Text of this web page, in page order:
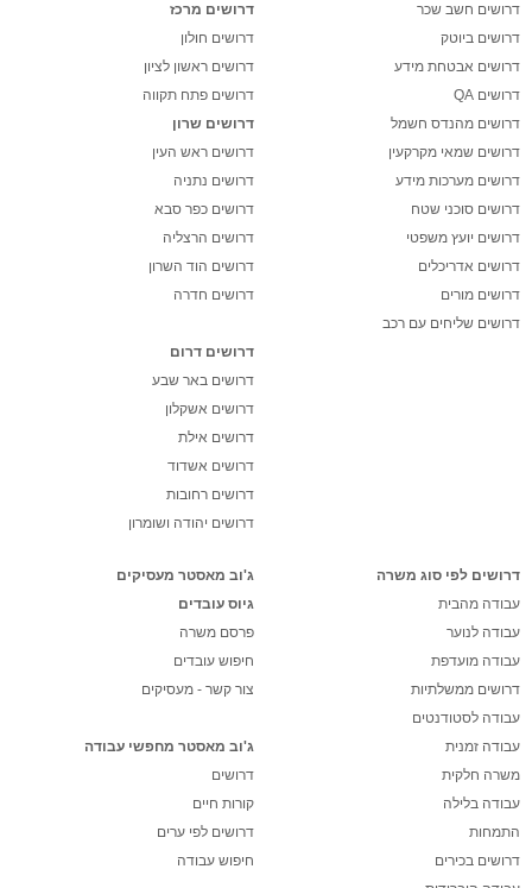
דרושים חשב שכר
דרושים ביוטק
דרושים אבטחת מידע
דרושים QA
דרושים מהנדס חשמל
דרושים שמאי מקרקעין
דרושים מערכות מידע
דרושים סוכני שטח
דרושים יועץ משפטי
דרושים אדריכלים
דרושים מורים
דרושים שליחים עם רכב
דרושים מרכז
דרושים חולון
דרושים ראשון לציון
דרושים פתח תקווה
דרושים שרון
דרושים ראש העין
דרושים נתניה
דרושים כפר סבא
דרושים הרצליה
דרושים הוד השרון
דרושים חדרה
דרושים דרום
דרושים באר שבע
דרושים אשקלון
דרושים אילת
דרושים אשדוד
דרושים רחובות
דרושים יהודה ושומרון
דרושים לפי סוג משרה
עבודה מהבית
עבודה לנוער
עבודה מועדפת
דרושים ממשלתיות
עבודה לסטודנטים
עבודה זמנית
משרה חלקית
עבודה בלילה
התמחות
דרושים בכירים
ג'וב מאסטר מעסיקים
גיוס עובדים
פרסם משרה
חיפוש עובדים
צור קשר - מעסיקים
ג'וב מאסטר מחפשי עבודה
דרושים
קורות חיים
דרושים לפי ערים
חיפוש עבודה